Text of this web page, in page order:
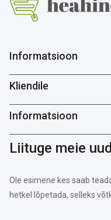
Informatsioon
Kliendile
Informatsioon
Liituge meie
Ole esimene kes saab
hetkel lõpetada, selleks